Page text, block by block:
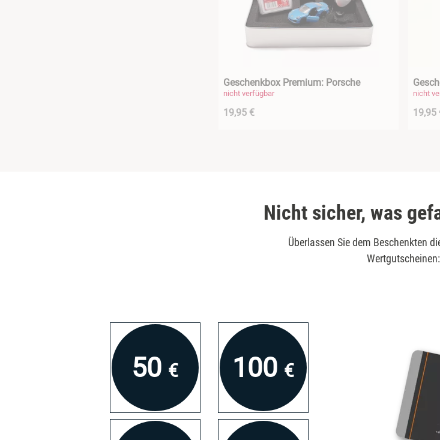
Geschenkbox Premium: Porsche
nicht verfügbar
19,95 €
nicht
19,95
Nicht sicher, was
Überlassen Sie dem Beschenkten
Wertgutscheinen:
50 € 100 €